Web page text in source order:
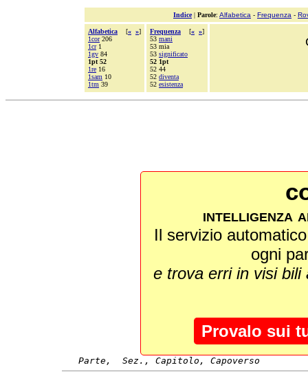
Indice| Parole: Alfabetica - Frequenza -
Alfabetica [« »]
1cor206
1cr1
1gv 84
1pt 52
1re 16
1sam 10
1tm 39
Frequenza [« »]
53 mani
53 mia
53 significato
52 1pt
52 44
52 diventa
52 esistenza
intelligenza
Il servizio
ogni
e trova erri in visi
Provalo sui
Parte,  Sez., Capitolo, Capoverso